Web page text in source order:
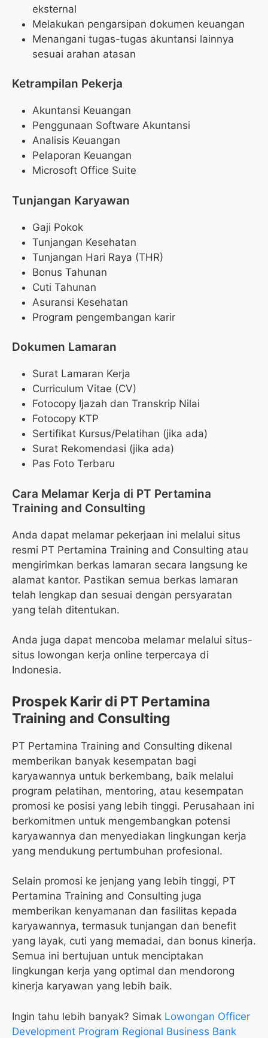
eksternal
Melakukan pengarsipan dokumen keuangan
Menangani tugas-tugas akuntansi lainnya
sesuai arahan atasan
Ketrampilan Pekerja
Akuntansi Keuangan
Penggunaan Software Akuntansi
Analisis Keuangan
Pelaporan Keuangan
Microsoft Office Suite
Tunjangan Karyawan
Gaji Pokok
Tunjangan Kesehatan
Tunjangan Hari Raya (THR)
Bonus Tahunan
Cuti Tahunan
Asuransi Kesehatan
Program pengembangan karir
Dokumen Lamaran
Surat Lamaran Kerja
Curriculum Vitae (CV)
Fotocopy Ijazah dan Transkrip Nilai
Fotocopy KTP
Sertifikat Kursus/Pelatihan (jika ada)
Surat Rekomendasi (jika ada)
Pas Foto Terbaru
Cara Melamar Kerja di PT Pertamina
Training and Consulting
Anda dapat melamar pekerjaan ini melalui situs
resmi PT Pertamina Training and Consulting atau
mengirimkan berkas lamaran secara langsung ke
alamat kantor. Pastikan semua berkas lamaran
telah lengkap dan sesuai dengan persyaratan
yang telah ditentukan.
Anda juga dapat mencoba melamar melalui situs-
situs lowongan kerja online terpercaya di
Indonesia.
Prospek Karir di PT Pertamina
Training and Consulting
PT Pertamina Training and Consulting dikenal
memberikan banyak kesempatan bagi
karyawannya untuk berkembang, baik melalui
program pelatihan, mentoring, atau kesempatan
promosi ke posisi yang lebih tinggi. Perusahaan ini
berkomitmen untuk mengembangkan potensi
karyawannya dan menyediakan lingkungan kerja
yang mendukung pertumbuhan profesional.
Selain promosi ke jenjang yang lebih tinggi, PT
Pertamina Training and Consulting juga
memberikan kenyamanan dan fasilitas kepada
karyawannya, termasuk tunjangan dan benefit
yang layak, cuti yang memadai, dan bonus kinerja.
Semua ini bertujuan untuk menciptakan
lingkungan kerja yang optimal dan mendorong
kinerja karyawan yang lebih baik.
Ingin tahu lebih banyak? Simak Lowongan Officer
Development Program Regional Business Bank